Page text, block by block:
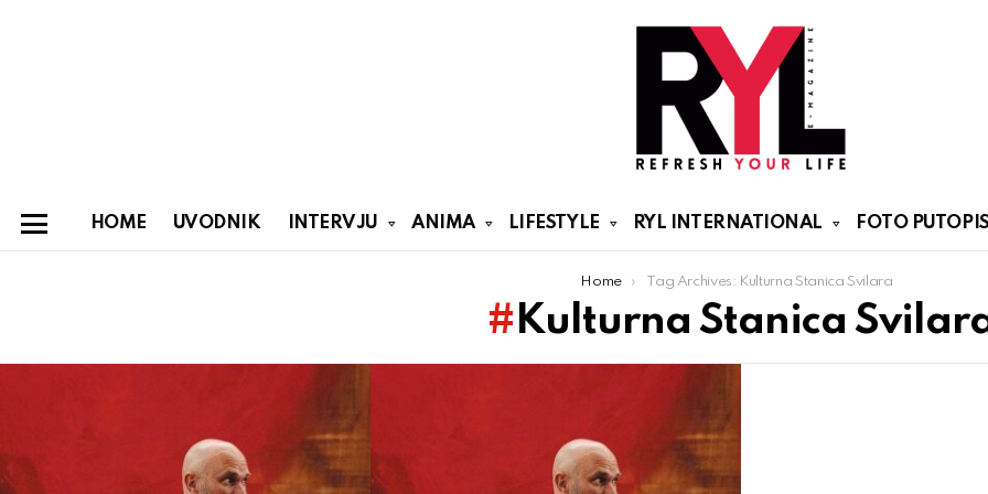
HOME UVODNIK INTERVJU ANIMA LIFESTYLE RYL INTERNATIONAL FOTO PUTOPISI
Home Tag Archives: Kulturna Stanica Svilara
Kulturna Stanica